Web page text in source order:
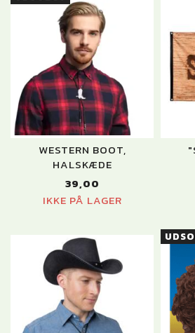
WESTERN BOOT,
HALSKÆDE
39,00
IKKE PÅ LAGER